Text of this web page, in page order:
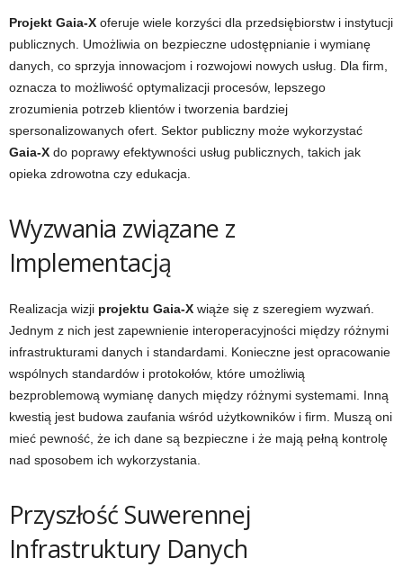
Projekt Gaia-X oferuje wiele korzyści dla przedsiębiorstw i instytucji
publicznych. Umożliwia on bezpieczne udostępnianie i wymianę
danych, co sprzyja innowacjom i rozwojowi nowych usług. Dla firm,
oznacza to możliwość optymalizacji procesów, lepszego
zrozumienia potrzeb klientów i tworzenia bardziej
spersonalizowanych ofert. Sektor publiczny może wykorzystać
Gaia-X do poprawy efektywności usług publicznych, takich jak
opieka zdrowotna czy edukacja.
Wyzwania związane z
Implementacją
Realizacja wizji projektu Gaia-X wiąże się z szeregiem wyzwań.
Jednym z nich jest zapewnienie interoperacyjności między różnymi
infrastrukturami danych i standardami. Konieczne jest opracowanie
wspólnych standardów i protokołów, które umożliwią
bezproblemową wymianę danych między różnymi systemami. Inną
kwestią jest budowa zaufania wśród użytkowników i firm. Muszą oni
mieć pewność, że ich dane są bezpieczne i że mają pełną kontrolę
nad sposobem ich wykorzystania.
Przyszłość Suwerennej
Infrastruktury Danych